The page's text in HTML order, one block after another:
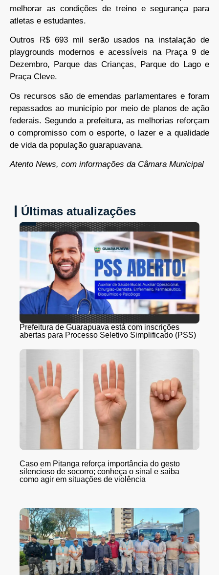
melhorar as condições de treino e segurança para
atletas e estudantes.
Outros R$ 693 mil serão usados na instalação de
playgrounds modernos e acessíveis na Praça 9 de
Dezembro, Parque das Crianças, Parque do Lago e
Praça Cleve.
Os recursos são de emendas parlamentares e foram
repassados ao município por meio de planos de ação
federais. Segundo a prefeitura, as melhorias reforçam
o compromisso com o esporte, o lazer e a qualidade
de vida da população guarapuavana.
Atento News, com informações da Câmara Municipal
Últimas atualizações
Prefeitura de Guarapuava está com inscrições
abertas para Processo Seletivo Simplificado (PSS)
Caso em Pitanga reforça importância do gesto
silencioso de socorro; conheça o sinal e saiba
como agir em situações de violência